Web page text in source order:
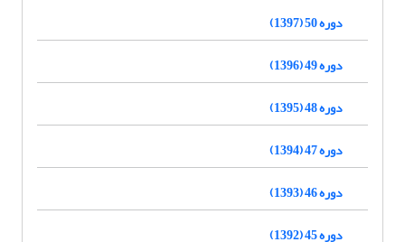
دوره 50 (1397)
دوره 49 (1396)
دوره 48 (1395)
دوره 47 (1394)
دوره 46 (1393)
دوره 45 (1392)